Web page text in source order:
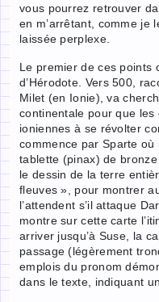
vous pourrez retrouver
en m’arrêtant, comme je
laissée perplexe.
Le premier de ces points
d’Hérodote. Vers 500,
Milet (en Ionie), va
continentale pour que
ioniennes à se révolter
commence par Sparte
tablette (pinax) de
le dessin de la terre
fleuves », pour montrer
l’attendent s’il attaque
montre sur cette carte
arriver jusqu’à Suse, la
passage (légèrement
emplois du pronom
dans le texte, indiquant